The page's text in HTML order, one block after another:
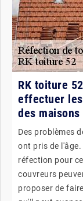
RK toiture
effectuer
des maisons
Des problèmes
ont pris de
réfection pour
couvreurs
proposer de